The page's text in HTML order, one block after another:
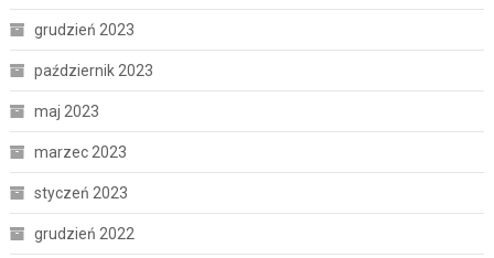
grudzień 2023
październik 2023
maj 2023
marzec 2023
styczeń 2023
grudzień 2022